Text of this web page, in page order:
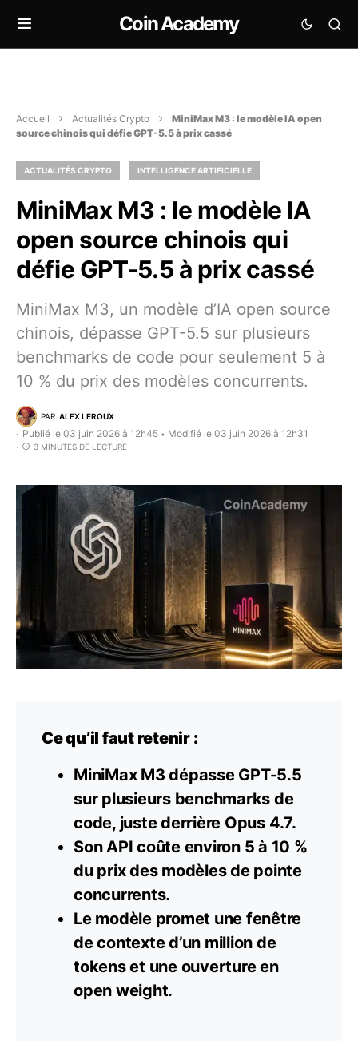
Coin Academy
Accueil Actualités Crypto
MiniMax M3 : le modèle IA open
source chinois qui défie GPT-5.5 à prix cassé
ACTUALITÉS CRYPTO INTELLIGENCE ARTIFICIELLE
MiniMax M3 : le modèle IA
open source chinois qui
défie GPT-5.5 à prix cassé
MiniMax M3, un modèle d’IA open source
chinois, dépasse GPT-5.5 sur plusieurs
benchmarks de code pour seulement 5 à
10 % du prix des modèles concurrents.
PAR ALEX LEROUX
Publié le 03 juin 2026 à 12h45 • Modifié le 03 juin 2026 à 12h31
3 MINUTES DE LECTURE
Ce qu’il faut retenir :
MiniMax M3 dépasse GPT-5.5
sur plusieurs benchmarks de
code, juste derrière Opus 4.7.
Son API coûte environ 5 à 10 %
du prix des modèles de pointe
concurrents.
Le modèle promet une fenêtre
de contexte d’un million de
tokens et une ouverture en
open weight.